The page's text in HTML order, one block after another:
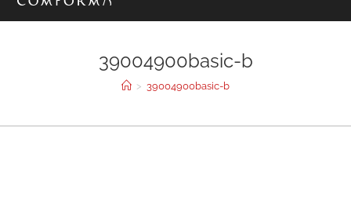
39004900basic-b
> 39004900basic-b